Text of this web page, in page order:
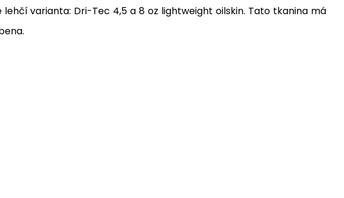
varianta: Dri-Tec 4,5 a 8 oz lightweight oilskin. Tato tkanina má